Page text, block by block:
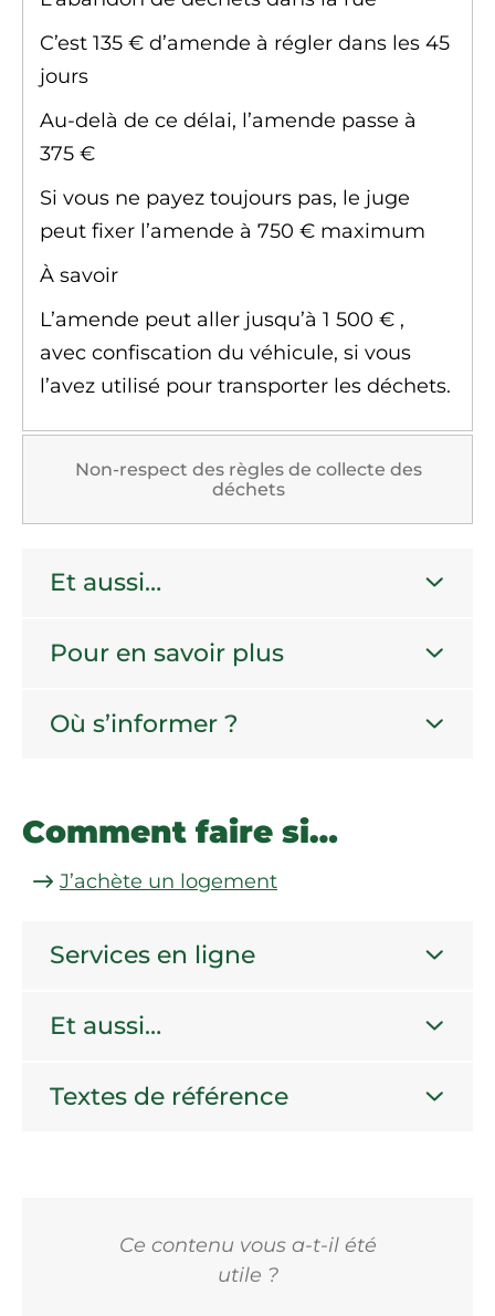
C’est 135 € d’amende à régler dans les 45
jours
Au-delà de ce délai, l’amende passe à
375 €
Si vous ne payez toujours pas, le juge
peut fixer l’amende à 750 € maximum
À savoir
L’amende peut aller jusqu’à 1 500 € ,
avec confiscation du véhicule, si vous
l’avez utilisé pour transporter les déchets.
Non-respect des règles de collecte des
déchets
Et aussi…
Pour en savoir plus
Où s’informer ?
Comment faire si…
J’achète un logement
Services en ligne
Et aussi…
Textes de référence
Ce contenu vous a-t-il été
utile ?